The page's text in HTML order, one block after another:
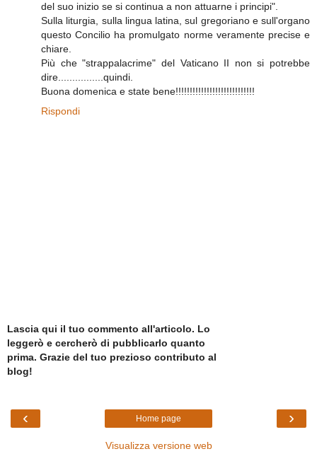
del suo inizio se si continua a non attuarne i principi".
Sulla liturgia, sulla lingua latina, sul gregoriano e sull'organo
questo Concilio ha promulgato norme veramente precise e
chiare.
Più che "strappalacrime" del Vaticano II non si potrebbe
dire................quindi.
Buona domenica e state bene!!!!!!!!!!!!!!!!!!!!!!!!!!!!
Rispondi
Lascia qui il tuo commento all'articolo. Lo
leggerò e cercherò di pubblicarlo quanto
prima. Grazie del tuo prezioso contributo al
blog!
‹ ›
Home page
Visualizza versione web